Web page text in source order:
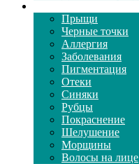
Прыщи
Черные точки
Аллергия
Заболевания
Пигментация
Отеки
Синяки
Рубцы
Покраснение
Шелушение
Морщины
Волосы на лице